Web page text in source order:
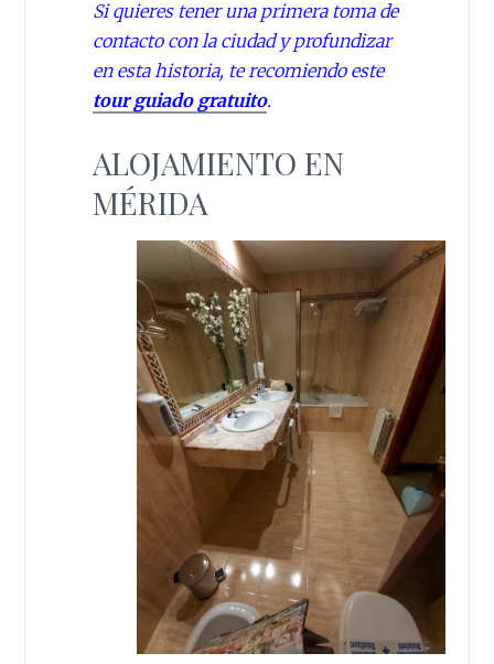
Si quieres tener una primera toma de
contacto con la ciudad y profundizar
en esta historia, te recomiendo este
tour guiado gratuito.
ALOJAMIENTO EN
MÉRIDA